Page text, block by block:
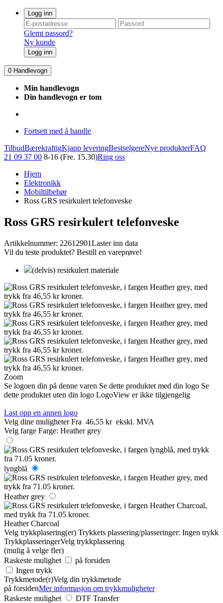
Logg inn
Glemt passord?
Ny kunde
Logg inn
0 Handlevogn
Min handlevogn
Din handlevogn er tom
Fortsett med å handle
TilbudBærekraftigKjapp leveringBestselgereNye produkterFAQ
21 09 37 00 8-16 (Fre. 15.30)Ring oss
Hjem
Elektronikk
Mobiltilbehør
Ross GRS resirkulert telefonveske
Ross GRS resirkulert telefonveske
Artikkelnummer: 22612901Laster inn data
Vil du teste produktet? Bestill en vareprøve!
(delvis) resirkulert materiale
Zoom
Se logoen din på denne varen Se dette produktet med din logo Se
dette produktet uten din logo LogoView er ikke tilgjengelig
Last opp en annen logo
Velg dine muligheter Fra 46,55 kr ekskl. MVA
Velg farge Farge: Heather grey
lyngblå
Heather grey
Heather Charcoal
Velg trykkplasering(er) Trykkets plassering/plasseringer: Ingen trykk
TrykkplasseringerVelg trykkplassering
(mulig å velge fler)
Raskeste mulighet
på forsiden
Ingen trykk
Trykkmetode(r)Velg din trykkmetode
på forsidenMer informasjon om trykkmuligheter
Raskeste mulighet
DTF Transfer